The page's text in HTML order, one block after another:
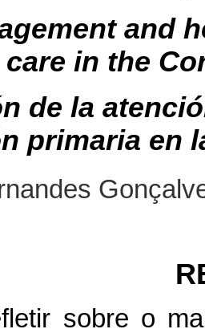
and
care in the
de la
primaria en
sobre o